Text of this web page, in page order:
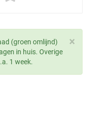
×
(groen omlijnd)
in huis. Overige
1 week.